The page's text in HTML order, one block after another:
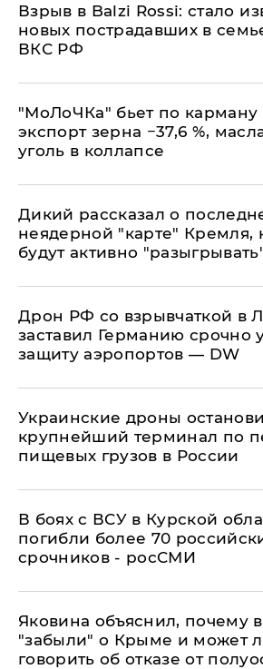
Взрыв в Balzi Rossi: стало
новых пострадавших в
ВКС РФ
​"МоЛоЧКа" бьет по карману
экспорт зерна −37,6 %,
уголь в коллапсе
Дикий рассказал о
неядерной "карте" Кремля,
будут активно
​Дрон РФ со взрывчаткой в
заставил Германию срочно
защиту аэропортов — DW
Украинские дроны
крупнейший терминал по
пищевых грузов в России
В боях с ВСУ в Курской
погибли более 70
срочников - росСМИ
Яковина объяснил, почему
"забыли" о Крыме и может
говорить об отказе от